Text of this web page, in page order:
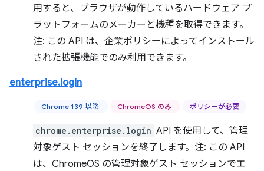
用すると、ブラウザが動作しているハードウェア プ
ラットフォームのメーカーと機種を取得できます。
注: この API は、企業ポリシーによってインストール
された拡張機能でのみ利用できます。
enterprise.login
Chrome 139 以降 ChromeOS のみ ポリシーが必要
chrome.enterprise.login API を使用して、管理
対象ゲスト セッションを終了します。注: この API
は、ChromeOS の管理対象ゲスト セッションでエ